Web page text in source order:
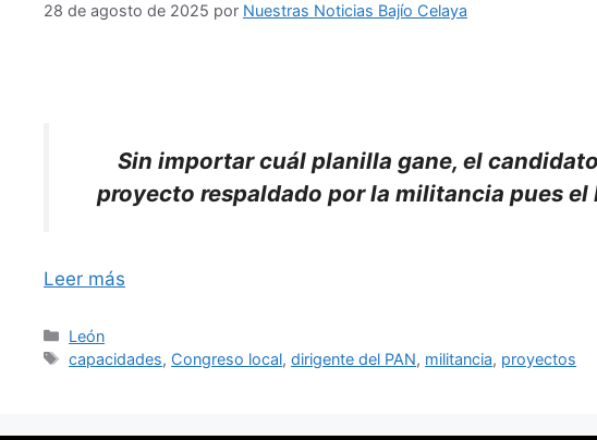
28 de agosto de 2025 por Nuestras Noticias Bajío Celaya
Sin importar cuál planilla gane, el
proyecto respaldado por la militancia pues el
Leer más
Categorías
León
Etiquetas
capacidades, Congreso local,dirigente del PAN, militancia, proyectos